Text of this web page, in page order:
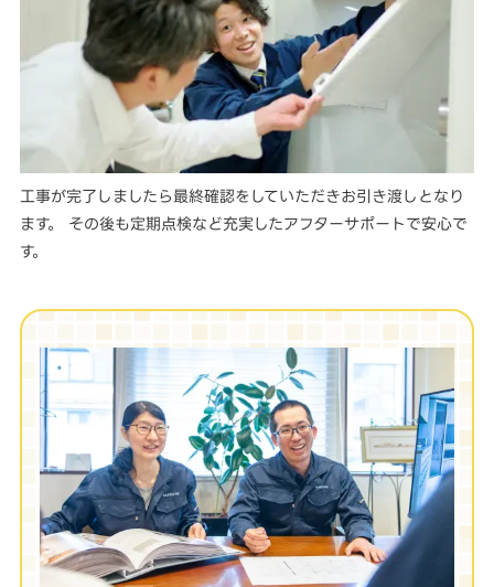
工事が完了しましたら最終確認をしていただきお引き渡しとなり
ます。 その後も定期点検など充実したアフターサポートで安心で
す。